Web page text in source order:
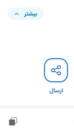
بیشتر
ارسال